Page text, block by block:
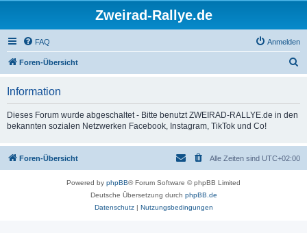
Zweirad-Rallye.de
FAQ Anmelden
Foren-Übersicht
Information
Dieses Forum wurde abgeschaltet - Bitte benutzt ZWEIRAD-RALLYE.de in den
bekannten sozialen Netzwerken Facebook, Instagram, TikTok und Co!
Foren-Übersicht Alle Zeiten sind UTC+02:00
Powered by phpBB® Forum Software © phpBB Limited
Deutsche Übersetzung durch phpBB.de
Datenschutz| Nutzungsbedingungen